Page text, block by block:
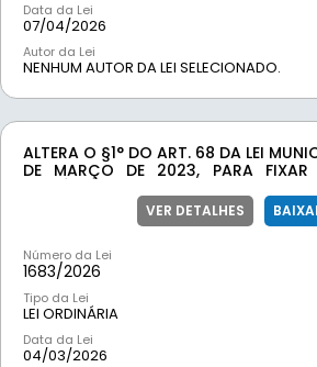
Data da Lei
07/04/2026
Autor da Lei
NENHUM AUTOR DA LEI SELECIONADO.
ALTERA O §1° DO ART. 68 DA LEI
DE MARÇO DE 2023, PARA
DE RIO ESPERA/MG.VER DETALHES
Número da Lei
1683/2026
Tipo da Lei
LEI ORDINÁRIA
Data da Lei
04/03/2026